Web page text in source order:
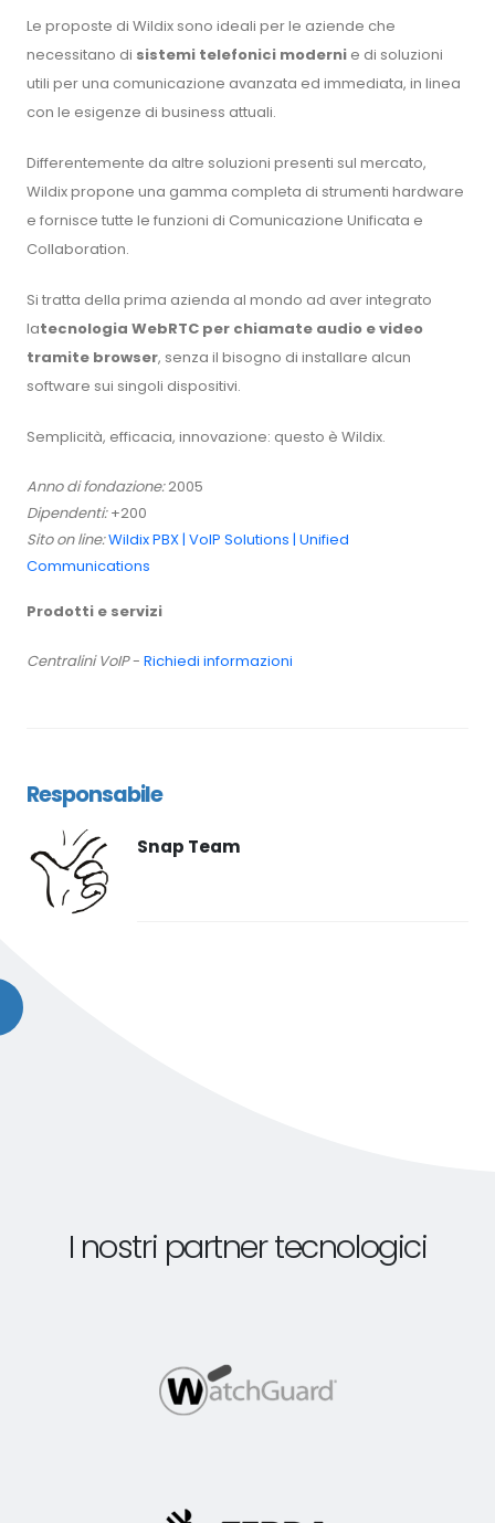
Le proposte di Wildix sono ideali per le aziende che
necessitano di sistemi telefonici moderni e di soluzioni
utili per una comunicazione avanzata ed immediata, in linea
con le esigenze di business attuali.
Differentemente da altre soluzioni presenti sul mercato,
Wildix propone una gamma completa di strumenti hardware
e fornisce tutte le funzioni di Comunicazione Unificata e
Collaboration.
Si tratta della prima azienda al mondo ad aver integrato
latecnologia WebRTC per chiamate audio e video
tramite browser, senza il bisogno di installare alcun
software sui singoli dispositivi.
Semplicità, efficacia, innovazione: questo è Wildix.
Anno di fondazione:2005
Dipendenti:+200
Sito on line:Wildix PBX | VoIP Solutions | Unified
Communications
Prodotti e servizi
Centralini VoIP- Richiedi informazioni
Responsabile
Snap Team
I nostri partner tecnologici